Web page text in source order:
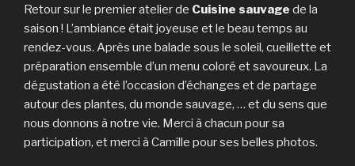
Retour sur le premier atelier de Cuisine sauvage de la
saison ! L’ambiance était joyeuse et le beau temps au
rendez-vous. Après une balade sous le soleil, cueillette et
préparation ensemble d’un menu coloré et savoureux. La
dégustation a été l’occasion d’échanges et de partage
autour des plantes, du monde sauvage, … et du sens que
nous donnons à notre vie. Merci à chacun pour sa
participation, et merci à Camille pour ses belles photos.